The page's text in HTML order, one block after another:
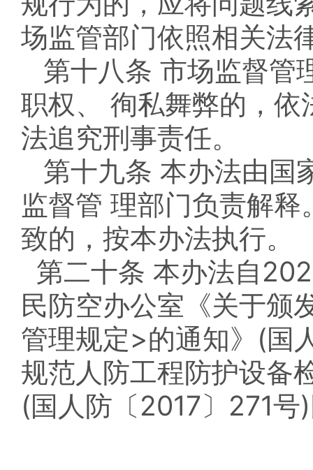
场监管部门依照相关法
第十八条 市场监督管
职权、 徇私舞弊的，
法追究刑事责任。
第十九条 本办法由国
监督管 理部门负责解
致的，按本办法执行。
第二十条 本办法自
民防空办公室《关于颁
管理规定>的通知》(国
规范人防工程防护设备
(国人防〔2017〕271号